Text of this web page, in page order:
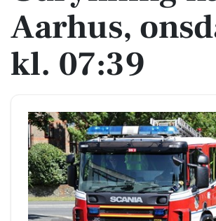
Aarhus,
kl. 07:39